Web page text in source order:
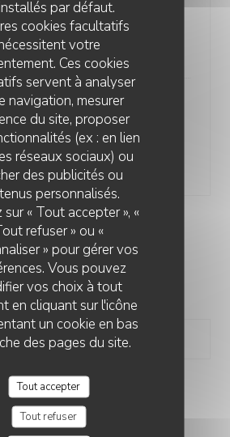
par défaut.
cookies facultatifs
votre
Ces cookies
servent à analyser
navigation, mesurer
du site, proposer
(ex : en lien
réseaux sociaux) ou
des publicités ou
personnalisés.
sur « Tout accepter », «
refuser » ou «
» pour gérer vos
Vous pouvez
vos choix à tout
en cliquant sur l'icône
un cookie en bas
des pages du site.
Tout accepter
Tout refuser
mets et vins : 30,00€
et vins prestige 48,00€
67,00 EUR
En 6 Temps
mets et vins: 38,00€
et vins prestige: 60,00€
78,00 EUR
MENU DU MIDI
du mardi au vendredi midi
35,00 EUR